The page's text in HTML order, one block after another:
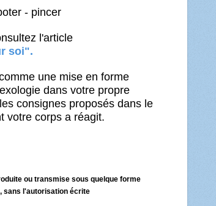
- pincer
l'article
soi".
une mise en forme
dans votre propre
consignes proposés dans le
votre corps a réagit.
ou transmise sous quelque forme
sans l'autorisation écrite